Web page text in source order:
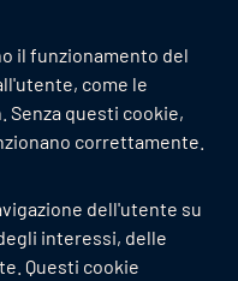
il funzionamento del
come le
Senza questi cookie,
correttamente.
dell'utente su
interessi, delle
Questi cookie